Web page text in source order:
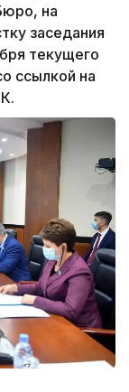
на
заседания
текущего
ссылкой на